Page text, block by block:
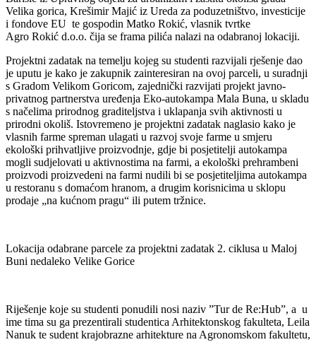
Velika gorica, Krešimir Majić iz Ureda za poduzetništvo, investicije
i fondove EU te gospodin Matko Rokić, vlasnik tvrtke
Agro Rokić d.o.o. čija se frama pilića nalazi na odabranoj lokaciji.
Projektni zadatak na temelju kojeg su studenti razvijali rješenje dao
je uputu je kako je zakupnik zainteresiran na ovoj parceli, u suradnji
s Gradom Velikom Goricom, zajednički razvijati projekt javno-
privatnog partnerstva uređenja Eko-autokampa Mala Buna, u skladu
s načelima prirodnog graditeljstva i uklapanja svih aktivnosti u
prirodni okoliš. Istovremeno je projektni zadatak naglasio kako je
vlasnih farme spreman ulagati u razvoj svoje farme u smjeru
ekološki prihvatljive proizvodnje, gdje bi posjetitelji autokampa
mogli sudjelovati u aktivnostima na farmi, a ekološki prehrambeni
proizvodi proizvedeni na farmi nudili bi se posjetiteljima autokampa
u restoranu s domaćom hranom, a drugim korisnicima u sklopu
prodaje „na kućnom pragu“ ili putem tržnice.
Lokacija odabrane parcele za projektni zadatak 2. ciklusa u Maloj
Buni nedaleko Velike Gorice
Riješenje koje su studenti ponudili nosi naziv ”Tur de Re:Hub”, a u
ime tima su ga prezentirali studentica Arhitektonskog fakulteta, Leila
Nanuk te sudent krajobrazne arhitekture na Agronomskom fakultetu,